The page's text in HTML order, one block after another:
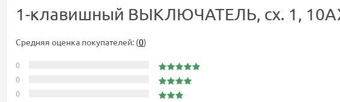
1-клавишный ВЫКЛЮЧАТЕЛЬ, сх. 1,
Средняя оценка покупателей: (0)
0
0
0